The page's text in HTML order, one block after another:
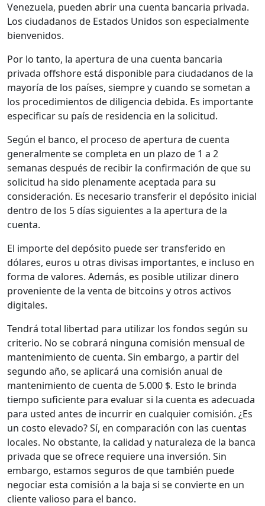
Venezuela, pueden abrir una cuenta bancaria privada.
Los ciudadanos de Estados Unidos son especialmente
bienvenidos.
Por lo tanto, la apertura de una cuenta bancaria
privada offshore está disponible para ciudadanos de la
mayoría de los países, siempre y cuando se sometan a
los procedimientos de diligencia debida. Es importante
especificar su país de residencia en la solicitud.
Según el banco, el proceso de apertura de cuenta
generalmente se completa en un plazo de 1 a 2
semanas después de recibir la confirmación de que su
solicitud ha sido plenamente aceptada para su
consideración. Es necesario transferir el depósito inicial
dentro de los 5 días siguientes a la apertura de la
cuenta.
El importe del depósito puede ser transferido en
dólares, euros u otras divisas importantes, e incluso en
forma de valores. Además, es posible utilizar dinero
proveniente de la venta de bitcoins y otros activos
digitales.
Tendrá total libertad para utilizar los fondos según su
criterio. No se cobrará ninguna comisión mensual de
mantenimiento de cuenta. Sin embargo, a partir del
segundo año, se aplicará una comisión anual de
mantenimiento de cuenta de 5.000 $. Esto le brinda
tiempo suficiente para evaluar si la cuenta es adecuada
para usted antes de incurrir en cualquier comisión. ¿Es
un costo elevado? Sí, en comparación con las cuentas
locales. No obstante, la calidad y naturaleza de la banca
privada que se ofrece requiere una inversión. Sin
embargo, estamos seguros de que también puede
negociar esta comisión a la baja si se convierte en un
cliente valioso para el banco.